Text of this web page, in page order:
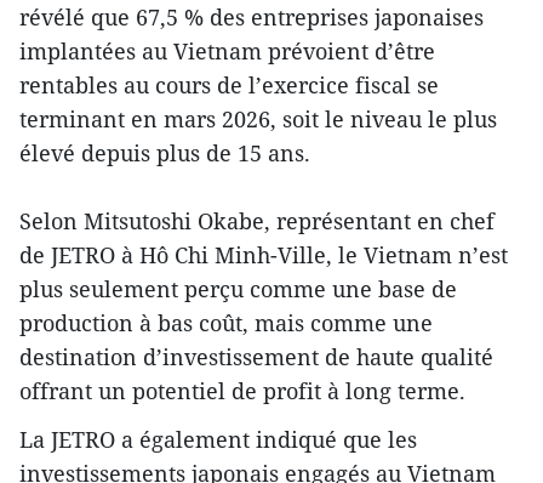
révélé que 67,5 % des entreprises japonaises
implantées au Vietnam prévoient d’être
rentables au cours de l’exercice fiscal se
terminant en mars 2026, soit le niveau le plus
élevé depuis plus de 15 ans.
Selon Mitsutoshi Okabe, représentant en chef
de JETRO à Hô Chi Minh-Ville, le Vietnam n’est
plus seulement perçu comme une base de
production à bas coût, mais comme une
destination d’investissement de haute qualité
offrant un potentiel de profit à long terme.
La JETRO a également indiqué que les
investissements japonais engagés au Vietnam